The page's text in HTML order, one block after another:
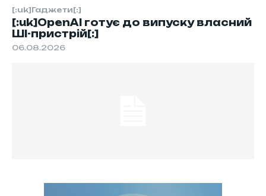
[:uk]Гаджети[:]
[:uk]OpenAI готує до випуску власний
ШІ-пристрій[:]
06.08.2026